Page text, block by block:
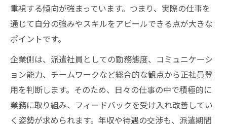
重視する傾向が強まっています。つまり、実際の仕事を
通じて自分の強みやスキルをアピールできる点が大きな
ポイントです。
企業側は、派遣社員としての勤務態度、コミュニケーシ
ョン能力、チームワークなど総合的な観点から正社員登
用を判断します。そのため、日々の仕事の中で積極的に
業務に取り組み、フィードバックを受け入れ改善してい
く姿勢が求められます。年収や待遇の交渉も、派遣期間